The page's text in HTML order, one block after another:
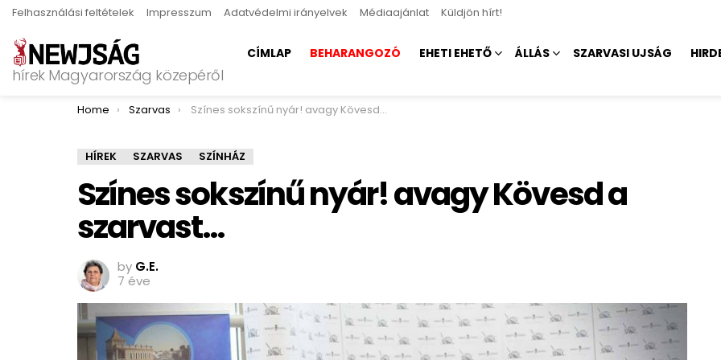
Felhasználási feltételek Impresszum Adatvédelmi irányelvek Médiaajánlat Küldjön hírt!
hírek Magyarország közepéről
CÍMLAP BEHARANGOZÓ EHETI EHETŐ ÁLLÁS SZARVASI UJSÁG
You are here:
Home Szarvas Színes sokszínű nyár! avagy Kövesd a szarvast…
HÍREK SZARVAS SZÍNHÁZ
Színes sokszínű nyár! avagy Kövesd a
szarvast…
by G.E.
7 éve